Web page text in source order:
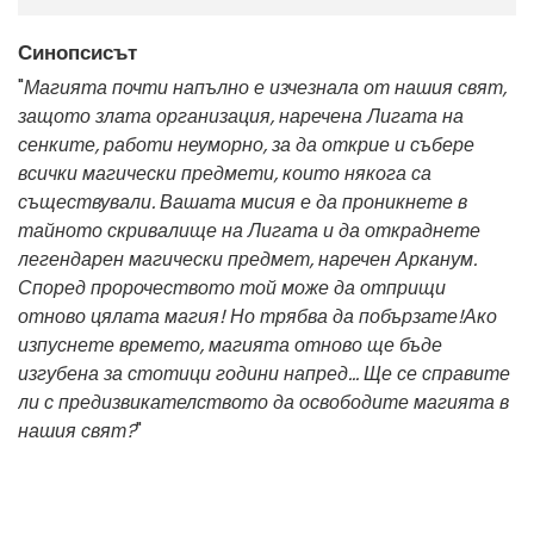
Синопсисът
"Магията почти напълно е изчезнала от нашия свят,
защото злата организация, наречена Лигата на
сенките, работи неуморно, за да открие и събере
всички магически предмети, които някога са
съществували. Вашата мисия е да проникнете в
тайното скривалище на Лигата и да откраднете
легендарен магически предмет, наречен Арканум.
Според пророчеството той може да отприщи
отново цялата магия! Но трябва да побързате!Ако
изпуснете времето, магията отново ще бъде
изгубена за стотици години напред... Ще се справите
ли с предизвикателството да освободите магията в
нашия свят?"